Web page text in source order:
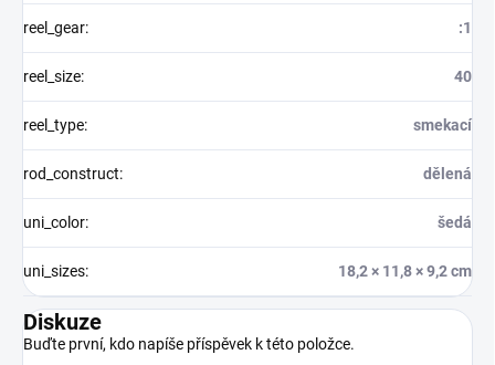
reel_gear: :1
reel_size: 40
reel_type: smekací
rod_construct: dělená
uni_color: šedá
uni_sizes: 18,2 × 11,8 × 9,2 cm
Diskuze
Buďte první, kdo napíše příspěvek k této položce.